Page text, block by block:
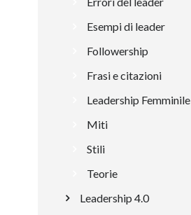
Esempi di leader
Followership
Frasi e citazioni
Leadership Femminile
Miti
Stili
Teorie
Leadership 4.0